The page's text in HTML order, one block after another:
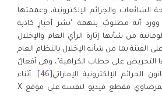
الشائعات والجرائم الإلكترونية، وعممتها
وورد أنه مطلوبٌ بتهمة "نشر أخبارٍ كاذبة
من شأنها إثارة الرأي العام والإخلال
الفتنة بما من شأنه الإخلال بالنظام العام
التحريض على خطاب الكراهية"، وهي أفعالٌ
الإلكترونية الإماراتي [46]
. أثناء
وجوده في سوريا، نشر القرضاوي مقطع فيديو لنفسه على موقع X